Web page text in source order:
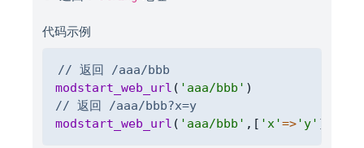
代码示例
// 返回 /aaa/bbb
modstart_web_url ( 'aaa/bbb' )
// 返回 /aaa/bbb?x=y
modstart_web_url ( 'aaa/bbb' , [ 'x'=>'y' ]